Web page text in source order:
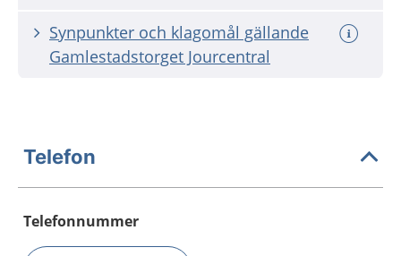
Synpunkter och klagomål gällande
Gamlestadstorget Jourcentral
Telefon
Telefonnummer